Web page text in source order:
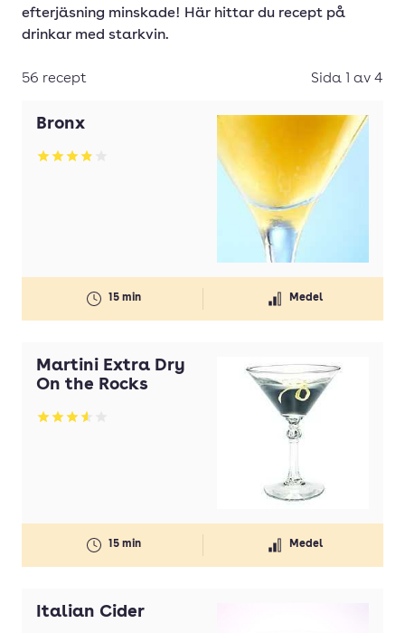
efterjäsning minskade! Här hittar du recept på
drinkar med starkvin.
56 recept Sida 1 av 4
Bronx
Betyg: 3.88 av 5
15 min Medel
Martini Extra Dry
On the Rocks
Betyg: 3.58 av 5
15 min Medel
Italian Cider